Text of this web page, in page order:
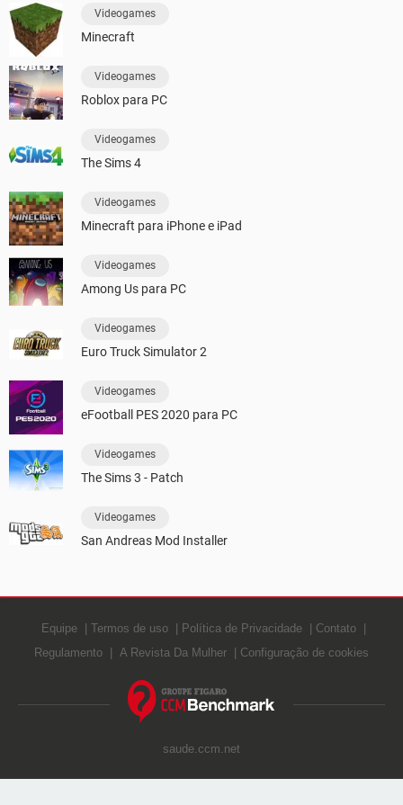
Videogames
Minecraft
Videogames
Roblox para PC
Videogames
The Sims 4
Videogames
Minecraft para iPhone e iPad
Videogames
Among Us para PC
Videogames
Euro Truck Simulator 2
Videogames
eFootball PES 2020 para PC
Videogames
The Sims 3 - Patch
Videogames
San Andreas Mod Installer
Equipe Termos de uso Política de Privacidade
Contato
Regulamento
A Revista Da Mulher Configuração de cookies
saude.ccm.net